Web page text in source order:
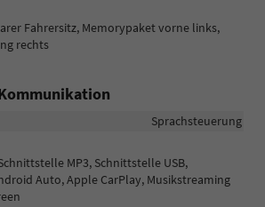
Fahrersitz, Memorypaket vorne links,
rechts
Sprachsteuerung
MP3, Schnittstelle USB,
Auto, Apple CarPlay, Musikstreaming